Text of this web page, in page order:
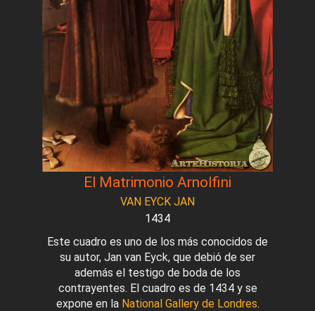
El Matrimonio Arnolfini
VAN EYCK JAN
1434
Este cuadro es uno de los más conocidos de
su autor, Jan van Eyck, que debió de ser
además el testigo de boda de los
contrayentes. El cuadro es de 1434 y se
expone en la National Gallery de Londres.